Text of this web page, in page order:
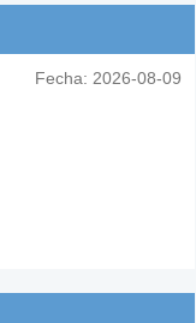
Fecha: 2026-08-09